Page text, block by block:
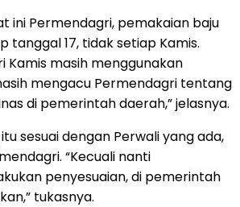
ini Permendagri, pemakaian baju
tanggal 17, tidak setiap Kamis.
Kamis masih menggunakan
mengacu Permendagri tentang
di pemerintah daerah,” jelasnya.
sesuai dengan Perwali yang ada,
“Kecuali nanti
penyesuaian, di pemerintah
tukasnya.